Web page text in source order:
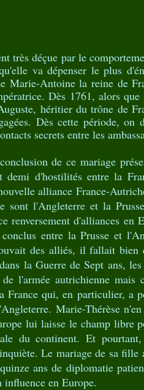
très déçue par le
va dépenser le plus
Marie-Antoine la reine de
Dès 1761, alors que
héritier du trône de
Dès cette période, on
secrets entre les
de ce mariage
d'hostilités entre la
alliance France-
sont l'Angleterre et la
renversement d'alliances en
entre la Prusse et
des alliés, il fallait bien
la Guerre de Sept ans,
l'armée autrichienne
France qui, en particulier, a
Marie-Thérèse
lui laisse le champ libre
du continent. Et pourtant,
Le mariage de sa
ans de diplomatie
en Europe.